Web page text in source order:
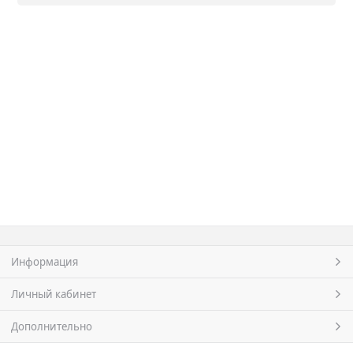
Информация
Личный кабинет
Дополнительно